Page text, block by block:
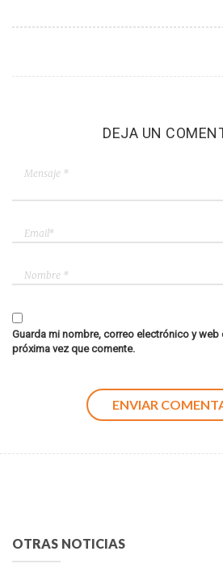
DEJA UN
Guarda mi nombre, correo electrónico y web
próxima vez que comente.
OTRAS NOTICIAS